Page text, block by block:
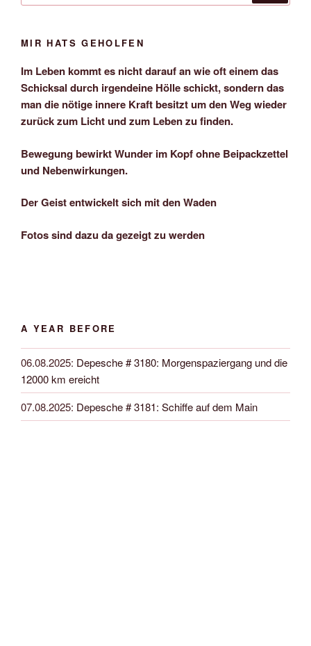
MIR HATS GEHOLFEN
Im Leben kommt es nicht darauf an wie oft einem das
Schicksal durch irgendeine Hölle schickt, sondern das
man die nötige innere Kraft besitzt um den Weg wieder
zurück zum Licht und zum Leben zu finden.
Bewegung bewirkt Wunder im Kopf ohne Beipackzettel
und Nebenwirkungen.
Der Geist entwickelt sich mit den Waden
Fotos sind dazu da gezeigt zu werden
A YEAR BEFORE
06.08.2025: Depesche # 3180: Morgenspaziergang und die
12000 km ereicht
07.08.2025: Depesche # 3181: Schiffe auf dem Main